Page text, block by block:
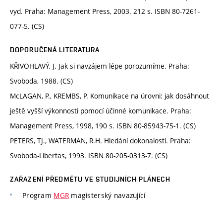
vyd. Praha: Management Press, 2003. 212 s. ISBN 80-7261-
077-5. (CS)
DOPORUČENÁ LITERATURA
KŘIVOHLAVÝ, J. Jak si navzájem lépe porozumíme. Praha:
Svoboda, 1988. (CS)
McLAGAN, P., KREMBS, P. Komunikace na úrovni: jak dosáhnout
ještě vyšší výkonnosti pomocí účinné komunikace. Praha:
Management Press, 1998, 190 s. ISBN 80-85943-75-1. (CS)
PETERS, TJ., WATERMAN, R.H. Hledání dokonalosti. Praha:
Svoboda-Libertas, 1993. ISBN 80-205-0313-7. (CS)
ZAŘAZENÍ PŘEDMĚTU VE STUDIJNÍCH PLÁNECH
Program MGR magisterský navazující